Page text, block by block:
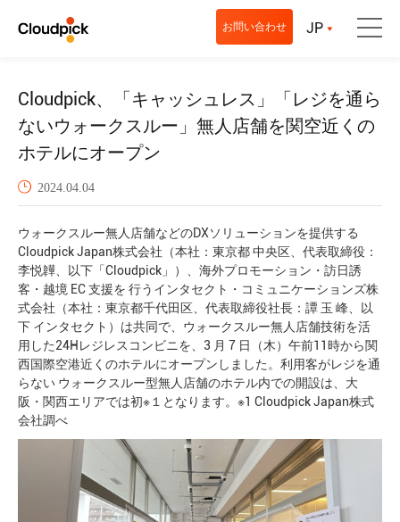
お問い合わせ JP
Cloudpick、「キャッシュレス」「レジを通ら
ないウォークスルー」無人店舗を関空近くの
ホテルにオープン
2024.04.04
ウォークスルー無⼈店舗などのDXソリューションを提供する
Cloudpick Japan株式会社（本社：東京都 中央区、代表取締役：
李悦韡、以下「Cloudpick」）、海外プロモーション・訪⽇誘
客・越境 EC ⽀援を ⾏うインタセクト・コミュニケーションズ株
式会社（本社：東京都千代⽥区、代表取締役社⻑：譚 ⽟ 峰、以
下 インタセクト）は共同で、ウォークスルー無⼈店舗技術を活
⽤した24Hレジレスコンビニを、3 ⽉ 7 ⽇（⽊）午前11時から関
⻄国際空港近くのホテルにオープンしました。利⽤客がレジを通
らない ウォークスルー型無⼈店舗のホテル内での開設は、⼤
阪・関⻄エリアでは初※１となります。※1 Cloudpick Japan株式
会社調べ